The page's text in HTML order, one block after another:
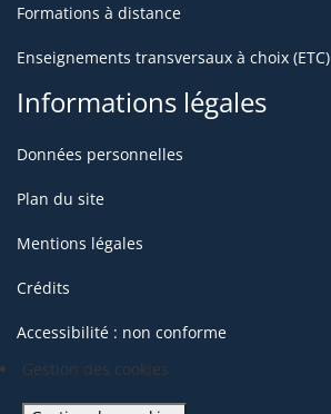
Formations à distance
Enseignements transversaux à choix (ETC)
Informations légales
Données personnelles
Plan du site
Mentions légales
Crédits
Accessibilité : non conforme
Gestion des cookies